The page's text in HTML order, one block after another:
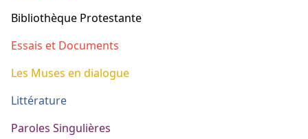
Bibliothèque Protestante
Essais et Documents
Les Muses en dialogue
Littérature
Paroles Singulières